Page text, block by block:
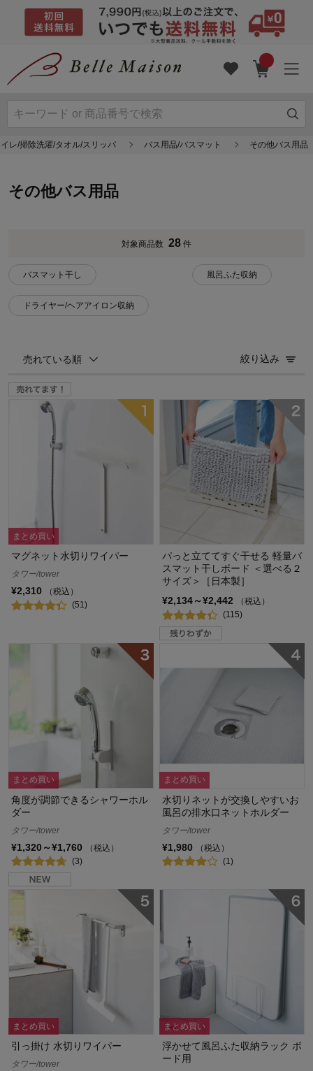
レ/掃除洗濯/タオル/スリッパ バス用品/バスマット その他バス用品
その他バス用品
対象商品数 28 件
バスマット干し
ドライヤー/ヘアアイロン収納
風呂ふた収納
売れている順 絞り込み
まとめ買い
マグネット水切りワイパー
タワー/tower
¥2,310
（税込）
(51)
パっと立ててすぐ干せる 軽量バ
スマット干しボード ＜選べる２
サイズ＞［日本製］
¥2,134～¥2,442
（税込）
(115)
まとめ買い
角度が調節できるシャワーホル
ダー
タワー/tower
¥1,320～¥1,760
（税込）
(3)
まとめ買い
水切りネットが交換しやすいお
風呂の排水口ネットホルダー
タワー/tower
¥1,980
（税込）
(1)
まとめ買い
引っ掛け 水切りワイパー
タワー/tower
まとめ買い
浮かせて風呂ふた収納ラック ボ
ード用